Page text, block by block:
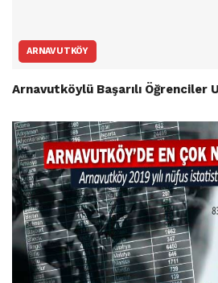
ARNAVUTKÖY
Arnavutköylü Başarılı Öğrenciler